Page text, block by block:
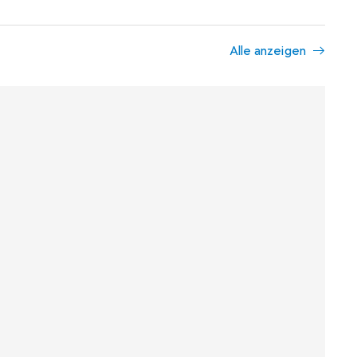
Alle anzeigen